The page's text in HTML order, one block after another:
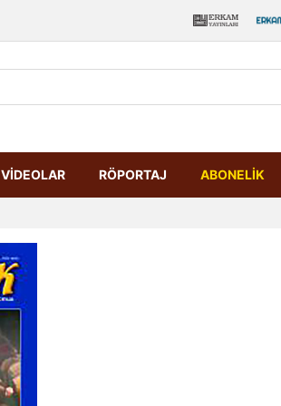
VİDEOLAR RÖPORTAJ ABONELİK